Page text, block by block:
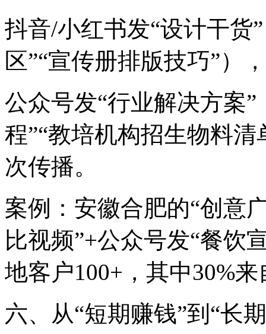
抖音/小红书发“设计干货
区”“宣传册排版技巧”）
公众号发“行业解决方案
程”“教培机构招生物料
次传播。
案例：安徽合肥的“创意
比视频”+公众号发“餐饮
地客户100+，其中30%
六、从“短期赚钱”到“长